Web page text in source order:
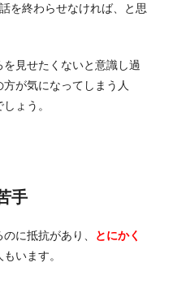
を終わらせなければ、と思
見せたくないと意識し過
が気になってしまう人
ょう。
手
に抵抗があり、
とにかく
います。